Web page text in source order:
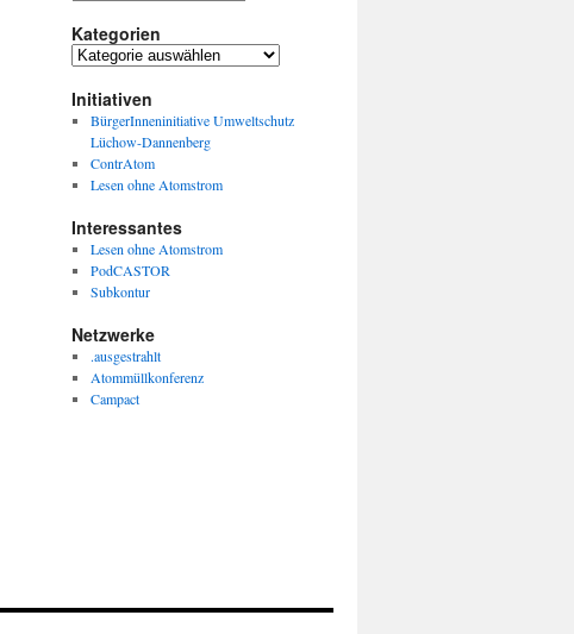
Kategorien
Kategorien
Initiativen
BürgerInneninitiative Umweltschutz
Lüchow-Dannenberg
ContrAtom
Lesen ohne Atomstrom
Interessantes
Lesen ohne Atomstrom
PodCASTOR
Subkontur
Netzwerke
.ausgestrahlt
Atommüllkonferenz
Campact